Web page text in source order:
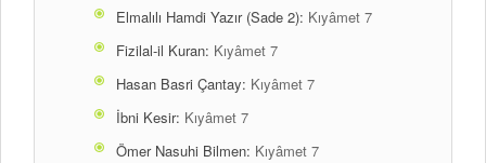
Elmalılı Hamdi Yazır (Sade 2): Kıyâmet 7
Fizilal-il Kuran: Kıyâmet 7
Hasan Basri Çantay: Kıyâmet 7
İbni Kesir: Kıyâmet 7
Ömer Nasuhi Bilmen: Kıyâmet 7